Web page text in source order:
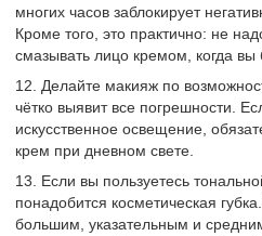
многих часов заблокирует
Кроме того, это практично: не
смазывать лицо кремом, когда вы
12. Делайте макияж по
чётко выявит все погрешности.
искусственное освещение,
крем при дневном свете.
13. Если вы пользуетесь
понадобится косметическая
большим, указательным и